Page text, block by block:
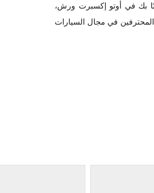
بك في أوتو إكسبرت ورش،
في مجال السيارات